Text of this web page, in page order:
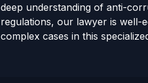
deep understanding of anti-
regulations, our lawyer is well-
complex cases in this